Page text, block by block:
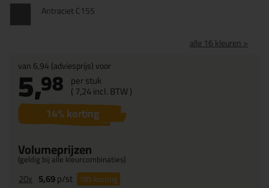
Antraciet C155
alle 16 kleuren >
van6,94(adviesprijs) voor
5,98 per stuk
(7,24incl. BTW )
14% korting
Volumeprijzen
(geldig bij alle kleurcombinaties)
20x 5,69p/st 18%korting